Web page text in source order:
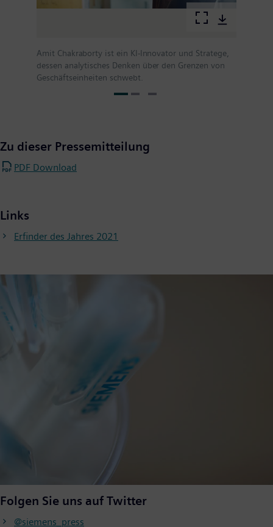
Amit Chakraborty ist ein KI-Innovator und Stratege,
dessen analytisches Denken über den Grenzen von
Geschäftseinheiten schwebt.
Zu dieser Pressemitteilung
PDF Download
Links
Erfinder des Jahres 2021
Folgen Sie uns auf Twitter
@siemens_press